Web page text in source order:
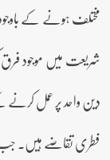
مختلف ہونے کے
شریعت میں موجود فرق
دین واحد پر عمل کرنے
فطری تقاضے ہیں۔